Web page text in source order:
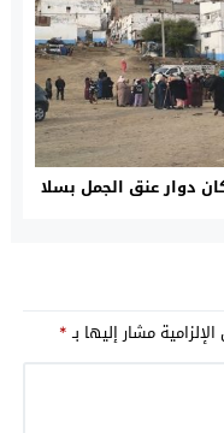
دوار عنق الجمل بسلا
مشار إليها بـ*